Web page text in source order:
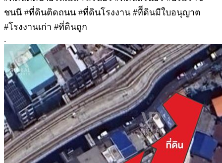
ชนนี #ที่ดินติดถนน #ที่ดินโรงงาน #ทีีดินมีใบอนุญาต
#โรงงานเก่า #ที่ดินถูก
.